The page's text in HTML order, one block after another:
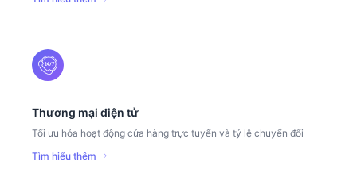
Thương mại điện tử
Tối ưu hóa hoạt động cửa hàng trực tuyến và tỷ lệ chuyển đổi
Tìm hiểu thêm